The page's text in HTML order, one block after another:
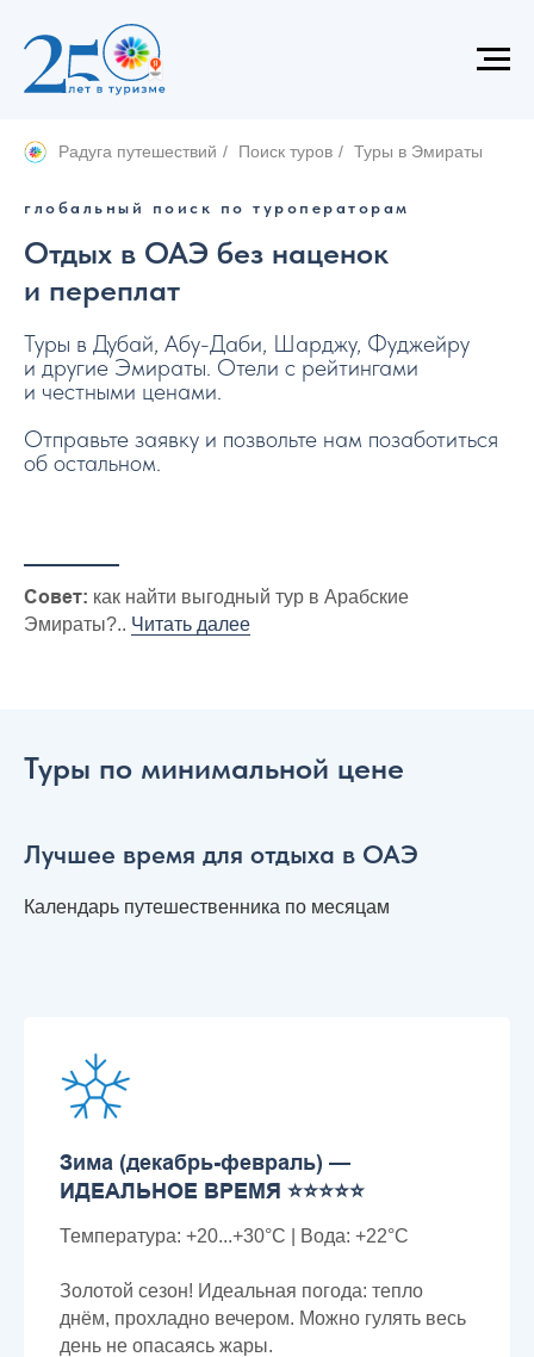
Радуга путешествий / Поиск туров / Туры в Эмираты
глобальный поиск по туроператорам
Отдых в ОАЭ без наценок
и переплат
Туры в Дубай, Абу-Даби, Шарджу, Фуджейру
и другие Эмираты. Отели с рейтингами
и честными ценами.
Отправьте заявку и позвольте нам позаботиться
об остальном.
Совет: как найти выгодный тур в Арабские
Эмираты?.. Читать далее
Туры по минимальной цене
Лучшее время для отдыха в ОАЭ
Календарь путешественника по месяцам
Зима (декабрь-февраль) —
ИДЕАЛЬНОЕ ВРЕМЯ ⭐⭐⭐⭐⭐
Температура: +20...+30°C | Вода: +22°C
Золотой сезон! Идеальная погода: тепло
днём, прохладно вечером. Можно гулять весь
день не опасаясь жары.